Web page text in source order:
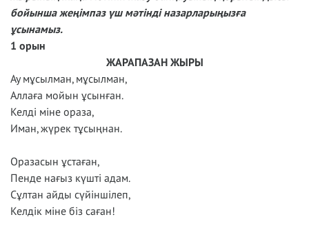
бойынша жеңімпаз үш мәтінді назарларыңызға
ұсынамыз.
1 орын
ЖАРАПАЗАН ЖЫРЫ
Ау мұсылман, мұсылман,
Аллаға мойын ұсынған.
Келді міне ораза,
Иман, жүрек тұсыңнан.
Оразасын ұстаған,
Пенде нағыз күшті адам.
Сұлтан айды сүйіншілеп,
Келдік міне біз саған!